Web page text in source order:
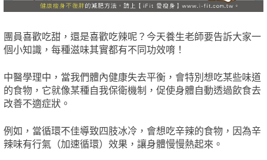
團員喜歡吃甜，還是喜歡吃辣呢？今天養生老師要告訴大家一
個小知識，每種滋味其實都有不同功效唷！
中醫學理中，當我們體內健康失去平衡，會特別想吃某些味道
的食物，它就像某種自我保衛機制，促使身體自動透過飲食去
改善不適症狀。
例如，當循環不佳導致四肢冰冷，會想吃辛辣的食物，因為辛
辣味有行氣（加速循環）效果，讓身體慢慢熱起來。